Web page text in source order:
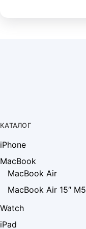
КАТАЛОГ
iPhone
MacBook
MacBook Air
MacBook Air 15″ M5
Watch
iPad